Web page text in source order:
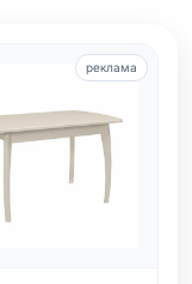
реклама